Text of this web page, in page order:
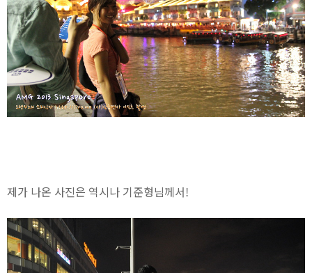
제가 나온 사진은 역시나 기준형님께서!